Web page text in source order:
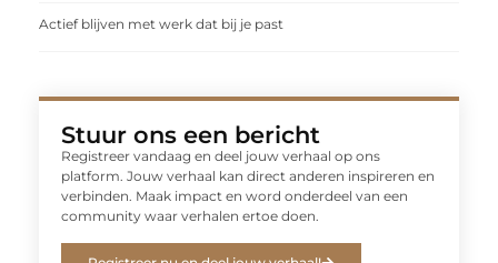
Actief blijven met werk dat bij je past
Stuur ons een bericht
Registreer vandaag en deel jouw verhaal op ons
platform. Jouw verhaal kan direct anderen inspireren en
verbinden. Maak impact en word onderdeel van een
community waar verhalen ertoe doen.